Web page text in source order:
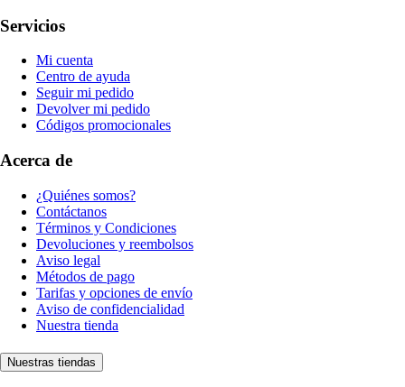
Servicios
Mi cuenta
Centro de ayuda
Seguir mi pedido
Devolver mi pedido
Códigos promocionales
Acerca de
¿Quiénes somos?
Contáctanos
Términos y Condiciones
Devoluciones y reembolsos
Aviso legal
Métodos de pago
Tarifas y opciones de envío
Aviso de confidencialidad
Nuestra tienda
Nuestras tiendas